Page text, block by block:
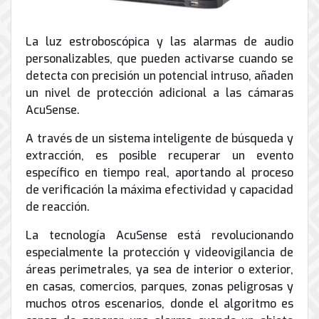
La luz estroboscópica y las alarmas de audio
personalizables, que pueden activarse cuando se
detecta con precisión un potencial intruso, añaden
un nivel de protección adicional a las cámaras
AcuSense.
A través de un sistema inteligente de búsqueda y
extracción, es posible recuperar un evento
específico en tiempo real, aportando al proceso
de verificación la máxima efectividad y capacidad
de reacción.
La tecnología AcuSense está revolucionando
especialmente la protección y videovigilancia de
áreas perimetrales, ya sea de interior o exterior,
en casas, comercios, parques, zonas peligrosas y
muchos otros escenarios, donde el algoritmo es